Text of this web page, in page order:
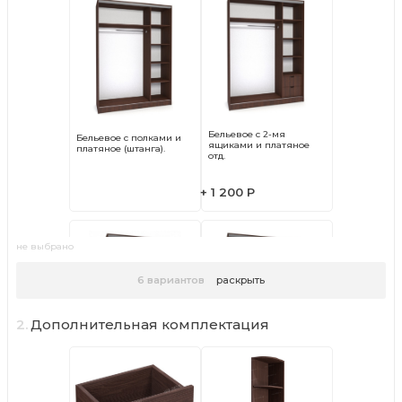
Бельевое с полками и
платяное (штанга).
Бельевое с 2-мя
ящиками и платяное
отд.
+ 1 200 Р
Два бельевых
отделения с полками
центре и бельевые с...
не выбрано
раскрыть
6 вариантов
2.Дополнительная комплектация